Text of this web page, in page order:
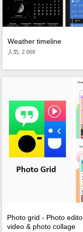
Weather timeline
人気: 2 068
Photo grid - Photo
video & photo collage